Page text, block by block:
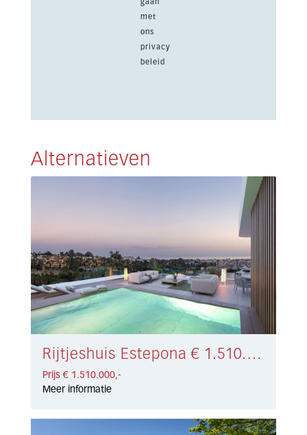
met
ons
privacy
beleid
Alternatieven
Rijtjeshuis Estepona € 1.510.000,-
Prijs € 1.510.000,-
Meer informatie